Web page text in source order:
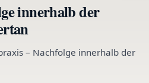
innerhalb der
– Nachfolge innerhalb der